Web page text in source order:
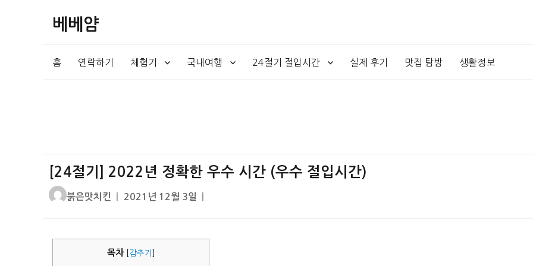
베베얌
홈 연락하기 체험기 국내여행 24절기 절입시간 실제 후기 맛집 탐방 생활정보
[24절기] 2022년 정확한 우수 시간 (우수 절입시간)
글
붉은맛치킨
작
자
2021년 12월 3일
목차 감추기